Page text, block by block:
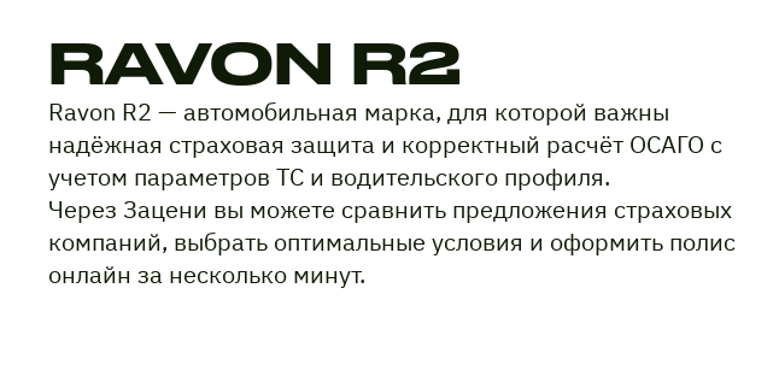
RAVON R2
Ravon R2 — автомобильная марка, для которой важны
надёжная страховая защита и корректный расчёт ОСАГО с
учетом параметров ТС и водительского профиля.
Через Зацени вы можете сравнить предложения страховых
компаний, выбрать оптимальные условия и оформить полис
онлайн за несколько минут.